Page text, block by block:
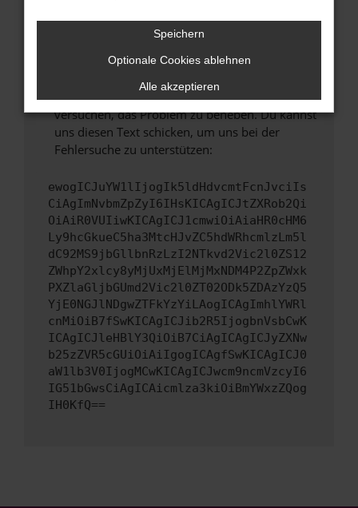
führen, dass bestimmte Funktionen nicht mehr
unterstützt werden.
Wende dich an den Webseitenbetreiber.
Wenn du alle oben genannten Schritte versucht
hast, kontaktiere uns bitte. Wir werden
versuchen, das Problem zu beheben. Du kannst
uns diesen Text schicken, um uns bei der
Fehlersuche zu unterstützen:
ewogICJuYW1lIjogIk5ldHdvcmtFcnJvciIs
CiAgImNvbmZpZyI6IHsKICAgICJtZXRob2Qi
OiAiR0VUIiwKICAgICJ1cmwiOiAiaHR0cHM6
Ly9hcGkueC5ha3MtcHJvZC5hdWRhcmlzLm5l
dC92MS9jbGllbnRzLzI2NTkvd2Vic2l0ZS12
ZWhpY2xlcy8yMjUxMjElMjMxNDM4P2ZpZWxk
PXZlaGljbGUmd2Vic2l0ZT02ODk5ZDAzYzQ5
YjE0NGJlNDgwZTFkYzYiLAogICAgImhlYWRl
cnMiOiB7fSwKICAgICJib2R5IjogbnVsbCwK
ICAgICJleHBlY3QiOiB7CiAgICAgICJyZXNw
b25zZVR5cGUiOiAiIgogICAgfSwKICAgICJ0
aW1lb3V0IjogMCwKICAgICJwcm9ncmVzcyI6
IG51bGwsCiAgICAicmlza3kiOiBmYWxzZQog
IH0KfQ==
Speichern
Optionale Cookies ablehnen
Alle akzeptieren